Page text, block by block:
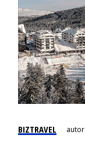
BIZTRAVEL